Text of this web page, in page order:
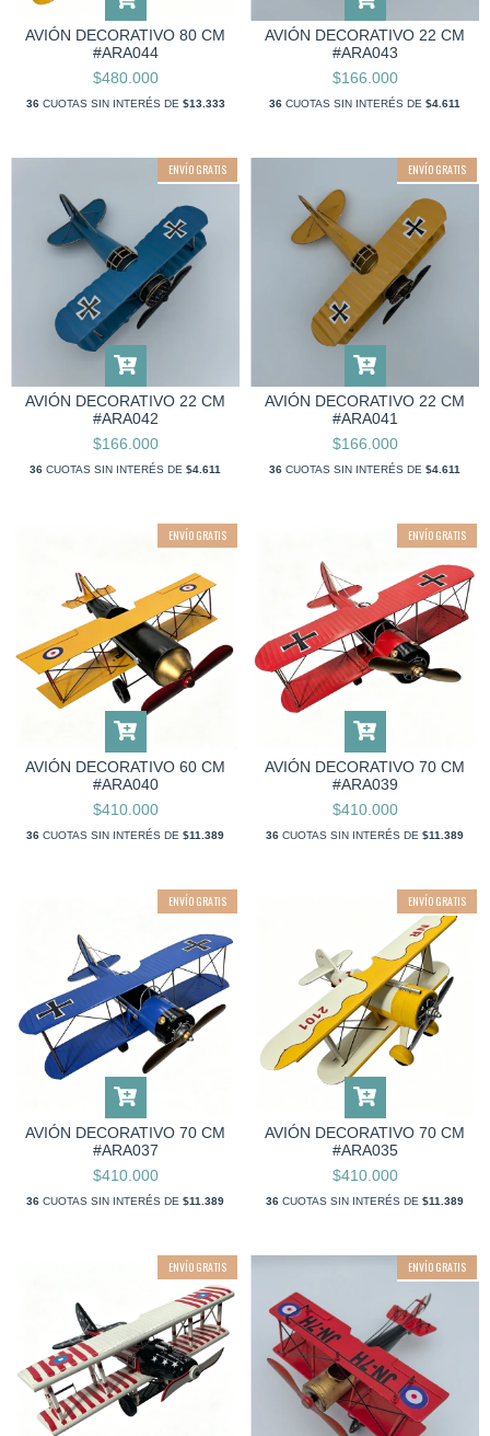
AVIÓN DECORATIVO 80 CM
#ARA044
$480.000
36CUOTAS SIN INTERÉS DE $13.333
AVIÓN DECORATIVO 22 CM
#ARA043
$166.000
36 CUOTAS SIN INTERÉS DE $4.611
ENVÍO GRATIS
AVIÓN DECORATIVO 22 CM
#ARA042
$166.000
36 CUOTAS SIN INTERÉS DE $4.611
ENVÍO GRATIS
AVIÓN DECORATIVO 22 CM
#ARA041
$166.000
36 CUOTAS SIN INTERÉS DE $4.611
ENVÍO GRATIS
AVIÓN DECORATIVO 60 CM
#ARA040
$410.000
36 CUOTAS SIN INTERÉS DE $11.389
ENVÍO GRATIS
AVIÓN DECORATIVO 70 CM
#ARA039
$410.000
36 CUOTAS SIN INTERÉS DE $11.389
ENVÍO GRATIS
AVIÓN DECORATIVO 70 CM
#ARA037
$410.000
36 CUOTAS SIN INTERÉS DE $11.389
ENVÍO GRATIS
AVIÓN DECORATIVO 70 CM
#ARA035
$410.000
36 CUOTAS SIN INTERÉS DE $11.389
ENVÍO GRATIS ENVÍO GRATIS